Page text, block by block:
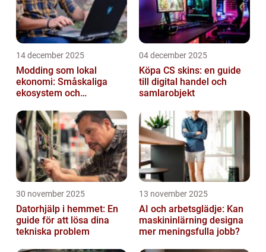
14 december 2025
Modding som lokal
ekonomi: Småskaliga
ekosystem och
04 december 2025
Köpa CS skins: en guide
till digital handel och
samlarobjekt
30 november 2025
Datorhjälp i hemmet: En
guide för att lösa dina
tekniska problem
13 november 2025
AI och arbetsglädje: Kan
maskininlärning designa
mer meningsfulla jobb?